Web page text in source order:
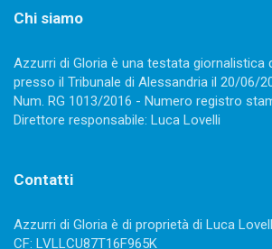
Chi siamo
Azzurri di Gloria è una testata giornalistica
presso il Tribunale di Alessandria il 20/06/
Num. RG 1013/2016 - Numero registro
Direttore responsabile: Luca Lovelli
Contatti
Azzurri di Gloria è di proprietà di Luca
CF: LVLLCU87T16F965K